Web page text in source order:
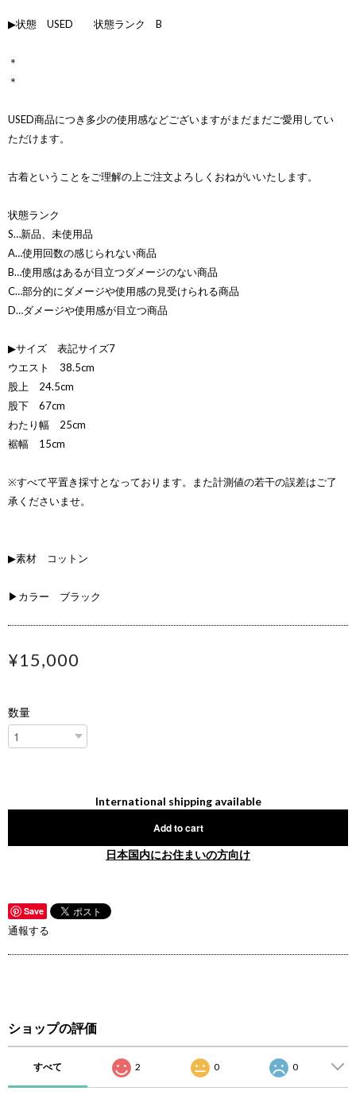
▶状態 USED 状態ランク B
＊
＊
USED商品につき多少の使用感などございますがまだまだご愛用してい
ただけます。
古着ということをご理解の上ご注文よろしくおねがいいたします。
状態ランク
S…新品、未使用品
A…使用回数の感じられない商品
B…使用感はあるが目立つダメージのない商品
C…部分的にダメージや使用感の見受けられる商品
D…ダメージや使用感が目立つ商品
▶サイズ 表記サイズ7
ウエスト 38.5cm
股上 24.5cm
股下 67cm
わたり幅 25cm
裾幅 15cm
※すべて平置き採寸となっております。また計測値の若干の誤差はご了
承くださいませ。
▶素材 コットン
▶カラー ブラック
¥15,000
数量
International shipping available
Add to cart
日本国内にお住まいの方向け
Save
通報する
ショップの評価
すべて 2 0 0